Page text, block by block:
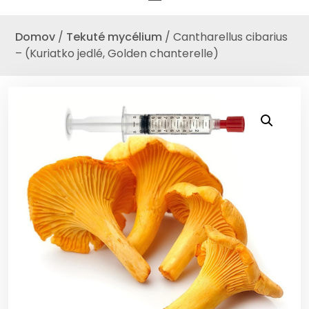
Domov / Tekuté mycélium / Cantharellus cibarius
– (Kuriatko jedlé, Golden chanterelle)